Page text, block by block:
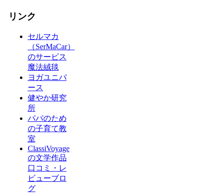
リンク
セルマカ
（SerMaCar）
のサービス
魔法絨毯
ヨガユニバ
ース
健やか研究
所
パパのため
の子育て教
室
ClassiVoyage
の文学作品
口コミ・レ
ビューブロ
グ